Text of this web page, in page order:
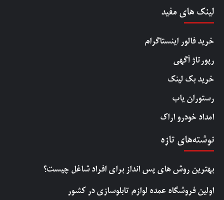
لینک های مفید
خرید فالور اینستاگرام
رپورتاژ آگهی
خرید بک لینک
رستوران یاب
امداد خودرو اراک
نوشته‌های تازه
بهترین روش‌ های پس‌ انداز برای افراد شاغل چیست؟
اولین فروشگاه عمده لوازم تابلوسازی در کشور